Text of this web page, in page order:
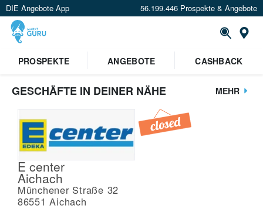
DIE Angebote App 56.199.446 Prospekte & Angebote
PROSPEKTE
ANGEBOTE CASHBACK
GESCHÄFTE IN DEINER NÄHE MEHR
E center
Aichach
Münchener Straße 32
86551 Aichach